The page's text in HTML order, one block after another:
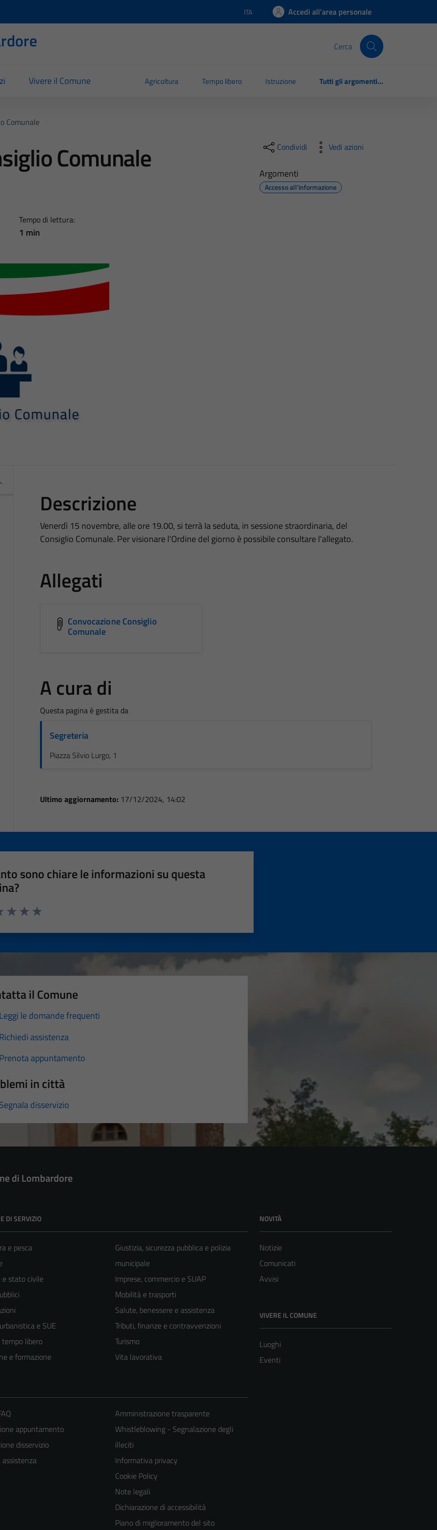
Lingua attiva:
ITA Accedi all'area personale
Cerca
Vivere il Comune Agricoltura Tempo libero Istruzione Tutti gli argomenti...
Comunale
Comunale
Tempo di lettura:
1 min
Condividi Vedi azioni
Argomenti
Accesso all'informazione
Descrizione
Venerdì 15 novembre, alle ore 19.00, si terrà la seduta, in sessione straordinaria, del
Consiglio Comunale. Per visionare l'Ordine del giorno è possibile consultare l'allegato.
Allegati
Convocazione Consiglio
Comunale
A cura di
Questa pagina è gestita da
Segreteria
Piazza Silvio Lurgo, 1
Ultimo aggiornamento: 17/12/2024, 14:02
sono chiare le informazioni su questa
il Comune
le domande frequenti
assistenza
appuntamento
in città
disservizio
di Lombardore
DI SERVIZIO
e pesca
e stato civile
e SUE
libero
e formazione
Giustizia, sicurezza pubblica e polizia
municipale
Imprese, commercio e SUAP
Mobilità e trasporti
Salute, benessere e assistenza
Tributi, finanze e contravvenzioni
Turismo
Vita lavorativa
NOVITÀ
Notizie
Comunicati
Avvisi
VIVERE IL COMUNE
Luoghi
Eventi
appuntamento
disservizio
Amministrazione trasparente
Whistleblowing - Segnalazione degli
illeciti
Informativa privacy
Cookie Policy
Note legali
Dichiarazione di accessibilità
Piano di miglioramento del sito